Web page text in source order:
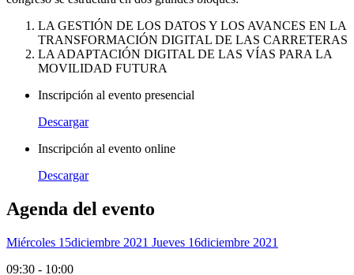
LA GESTIÓN DE LOS DATOS Y LOS AVANCES EN LA
TRANSFORMACIÓN DIGITAL DE LAS CARRETERAS
LA ADAPTACIÓN DIGITAL DE LAS VÍAS PARA LA
MOVILIDAD FUTURA
Inscripción al evento presencial
Descargar
Inscripción al evento online
Descargar
Agenda del evento
Miércoles 15Diciembre 2021 Jueves 16Diciembre 2021
09:30 - 10:00